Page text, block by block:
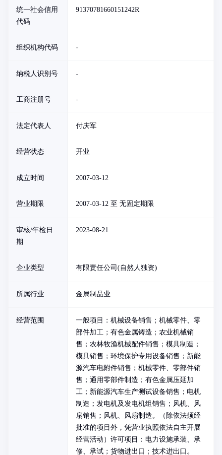
统一社会信用
代码
91370781660151242R
组织机构代码 -
纳税人识别号 -
工商注册号 -
法定代表人 付庆军
经营状态 开业
成立时间 2007-03-12
营业期限 2007-03-12 至 无固定期限
审核/年检日
期
2023-08-21
企业类型 有限责任公司(自然人独资)
所属行业 金属制品业
经营范围
一般项目：机械设备销售；机械零件、零
部件加工；有色金属铸造；农业机械销
售；农林牧渔机械配件销售；模具制造；
模具销售；环境保护专用设备销售；新能
源汽车电附件销售；机械零件、零部件销
售；通用零部件制造；有色金属压延加
工；新能源汽车生产测试设备销售；电机
制造；发电机及发电机组销售；风机、风
扇销售；风机、风扇制造。（除依法须经
批准的项目外，凭营业执照依法自主开展
经营活动）许可项目：电力设施承装、承
修、承试；货物进出口；技术进出口。